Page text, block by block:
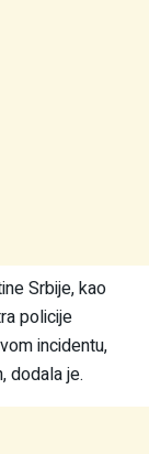
Srbije, kao
policije
incidentu,
dodala je.